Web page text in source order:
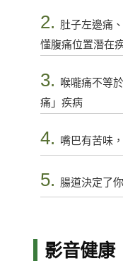
2. 肚子左邊痛
懂腹痛位置潛在
3.
喉嚨痛不等
痛」疾病
4. 嘴巴有苦味
5. 腸道決定了
影音健康